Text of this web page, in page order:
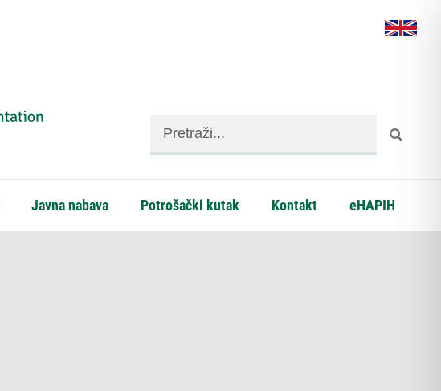
Javna nabava Potrošački kutak Kontakt eHAPIH